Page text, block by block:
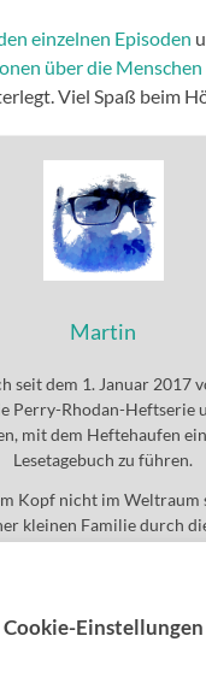
einzelnen Episoden
über die
Viel Spaß beim
Martin
seit dem 1. Januar 2017
Perry-Rhodan-Heftserie
mit dem Heftehaufen
Lesetagebuch zu führen.
Kopf nicht im Weltraum
kleinen Familie durch
Cookie-Einstellungen